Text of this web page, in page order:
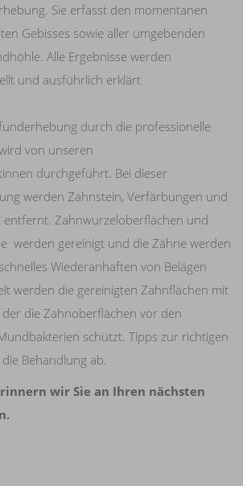
Sie erfasst den momentanen
Gebisses sowie aller umgebenden
Alle Ergebnisse werden
und ausführlich erklärt.
durch die professionelle
von unseren
durchgeführt. Bei dieser
werden Zahnstein, Verfärbungen und
entfernt. Zahnwurzeloberflächen und
werden gereinigt und die Zähne werden
Wiederanhaften von Belägen
werden die gereinigten Zahnflächen mit
der die Zahnoberflächen vor den
schützt. Tipps zur richtigen
Behandlung ab.
wir Sie an Ihren nächsten